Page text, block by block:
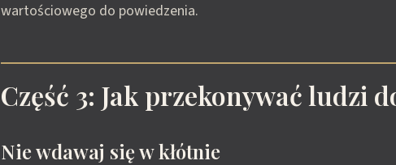
wartościowego do powiedzenia.
Część 3: Jak przekonywać ludzi
Nie wdawaj się w kłótnie